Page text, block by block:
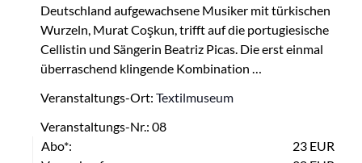
Deutschland aufgewachsene Musiker mit türkischen
Wurzeln, Murat Coşkun, trifft auf die portugiesische
Cellistin und Sängerin Beatriz Picas. Die erst einmal
überraschend klingende Kombination …
Veranstaltungs-Ort: Textilmuseum
Veranstaltungs-Nr.: 08
Abo*:
23 EUR